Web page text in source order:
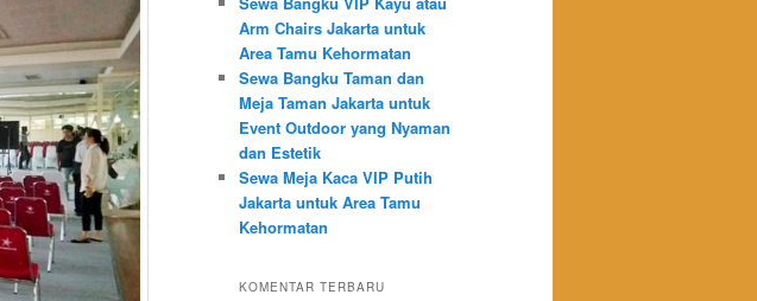
Arm Chairs Jakarta untuk
Area Tamu Kehormatan
Sewa Bangku Taman dan
Meja Taman Jakarta untuk
Event Outdoor yang Nyaman
dan Estetik
Sewa Meja Kaca VIP Putih
Jakarta untuk Area Tamu
Kehormatan
KOMENTAR TERBARU